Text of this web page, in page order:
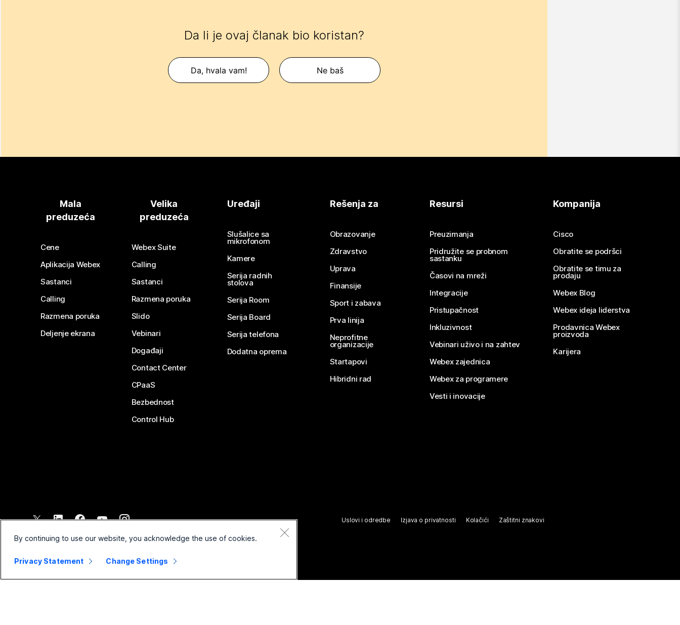
Da li je ovaj članak bio koristan?
Da, hvala vam! Ne baš
Mala
preduzeća
Cene
Aplikacija Webex
Sastanci
Calling
Razmena poruka
Deljenje ekrana
Velika
preduzeća
Webex Suite
Calling
Sastanci
Razmena poruka
Slido
Vebinari
Događaji
Contact Center
CPaaS
Bezbednost
Control Hub
Uređaji
Slušalice sa
mikrofonom
Kamere
Serija radnih
stolova
Serija Room
Serija Board
Serija telefona
Dodatna oprema
Rešenja za
Obrazovanje
Zdravstvo
Uprava
Finansije
Sport i zabava
Prva linija
Neprofitne
organizacije
Startapovi
Hibridni rad
Resursi
Preuzimanja
Pridružite se probnom
sastanku
Časovi na mreži
Integracije
Pristupačnost
Inkluzivnost
Vebinari uživo i na zahtev
Webex zajednica
Webex za programere
Vesti i inovacije
Kompanija
Cisco
Obratite se podršci
Obratite se timu za
prodaju
Webex Blog
Webex ideja liderstva
Prodavnica Webex
proizvoda
Karijera
2026 Cisco i/ili povezana pravna lica. Sva prava zadržana.
Uslovi i odredbe Izjava o privatnosti Kolačići Zaštitni znakovi
By continuing to use our website, you acknowledge the use of cookies.
Privacy Statement Change Settings